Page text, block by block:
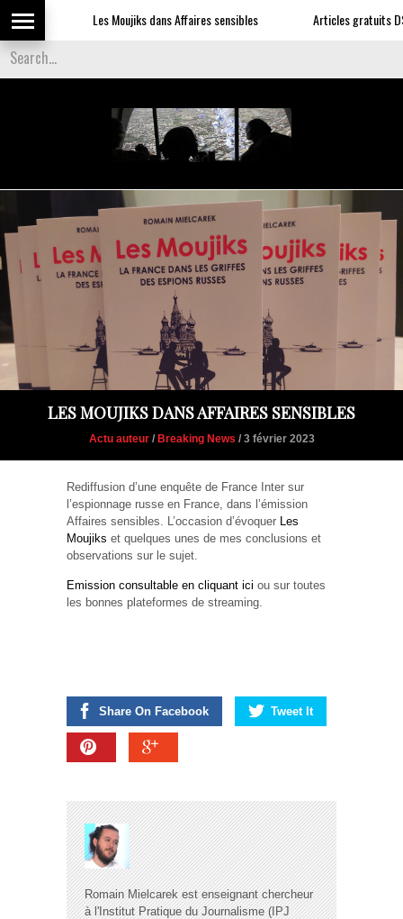
Les Moujiks dans Affaires sensibles Articles gratuits DSI
LES MOUJIKS DANS AFFAIRES SENSIBLES
Actu auteur/ Breaking News / 3 février 2023
Rediffusion d’une enquête de France Inter sur
l’espionnage russe en France, dans l’émission
Affaires sensibles. L’occasion d’évoquer
Les
Moujiks et quelques unes de mes conclusions et
observations sur le sujet.
Emission consultable en cliquant ici ou sur toutes
les bonnes plateformes de streaming.
Share On Facebook Tweet It
Romain Mielcarek est enseignant chercheur
à l'Institut Pratique du Journalisme (IPJ